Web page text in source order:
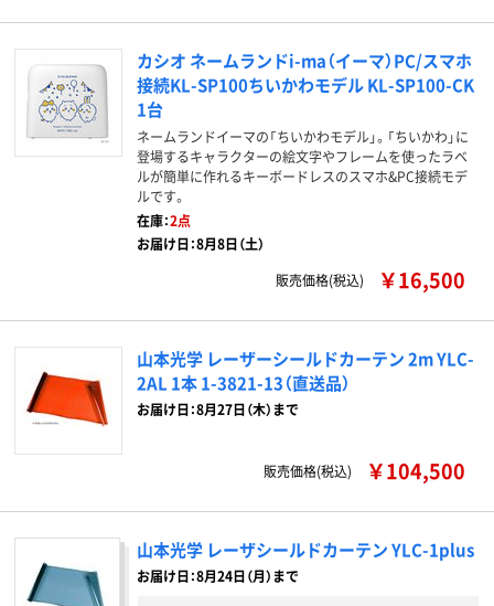
カシオ ネームランドi-ma（イーマ）PC/スマホ
接続KL-SP100ちいかわモデル KL-SP100-CK
1台
ネームランドイーマの「ちいかわモデル」。「ちいかわ」に
登場するキャラクターの絵文字やフレームを使ったラベ
ルが簡単に作れるキーボードレスのスマホ&PC接続モデ
ルです。
在庫：2点
お届け日：8月8日（土）
販売価格(税込)
￥16,500
山本光学 レーザーシールドカーテン 2m YLC-
2AL 1本 1-3821-13（直送品）
お届け日：8月27日（木）まで
販売価格(税込) ￥104,500
山本光学 レーザシールドカーテン YLC-1plus
お届け日：8月24日（月）まで